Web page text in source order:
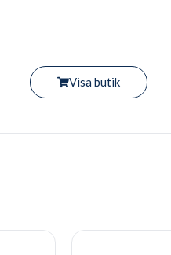
Visa butik